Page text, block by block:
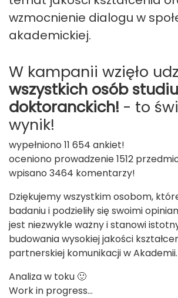
wzmocnienie dialogu w
akademickiej.
W kampanii wzięło
wszystkich osób
doktoranckich! - to
wynik!
wypełniono 11 654 ankiet!
oceniono prowadzenie 1512
wpisano 3464 komentarzy!
Dziękujemy wszystkim osobom,
badaniu i podzieliły się swoimi
jest niezwykle ważny i stanowi
budowania wysokiej jakości
partnerskiej komunikacji w Akademii.
Analiza w toku 🙂
Work in progress...